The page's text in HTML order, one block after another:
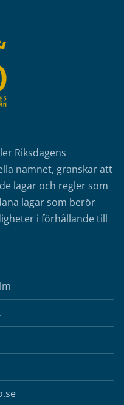
Riksdagens
namnet, granskar att
lagar och regler som
lagar som berör
i förhållande till